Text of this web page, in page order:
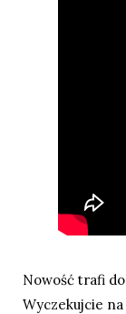
Nowość trafi
Wyczekujcie na